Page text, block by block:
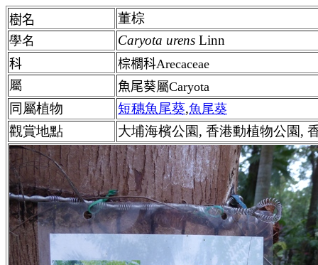
樹名 董棕
學名 Caryota urens Linn
科
棕櫚科Arecaceae
屬
魚尾葵屬Caryota
同屬植物 短穗魚尾葵,魚尾葵
觀賞地點 大埔海檳公園, 香港動植物公園,